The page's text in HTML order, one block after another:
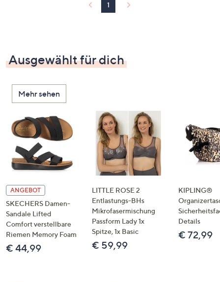
1
Ausgewählt für dich
Mehr sehen
ANGEBOT
SKECHERS Damen-
Sandale Lifted
Comfort verstellbare
Riemen Memory Foam
€ 44,99
LITTLE ROSE 2
Entlastungs-BHs
Mikrofasermischung
Passform Lady 1x
Spitze, 1x Basic
€ 59,99
KIPLING®
Details
€ 72,99